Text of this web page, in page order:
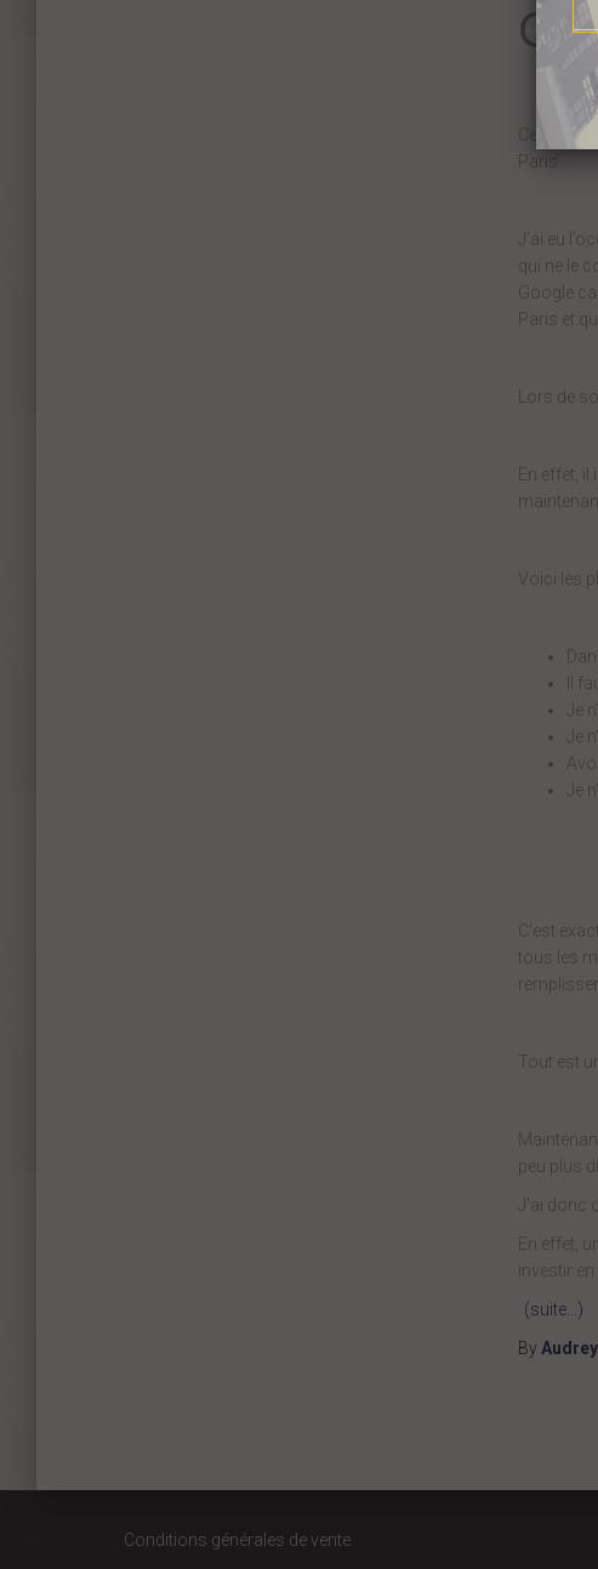
Ce week-
Paris.
J’ai eu
qui ne le
Google
Paris et
Lors de
En effet, il
Voici les
Il
Je
Je
Je
C’est
tous les
Tout est
peu plus
J’ai donc
En effet,
investir en
(suite…)
By Audrey
Conditions générales de vente